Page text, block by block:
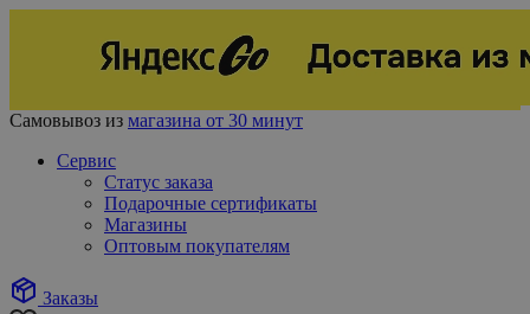
Самовывоз из магазина от 30 минут
Сервис
Статус заказа
Подарочные сертификаты
Магазины
Оптовым покупателям
Заказы